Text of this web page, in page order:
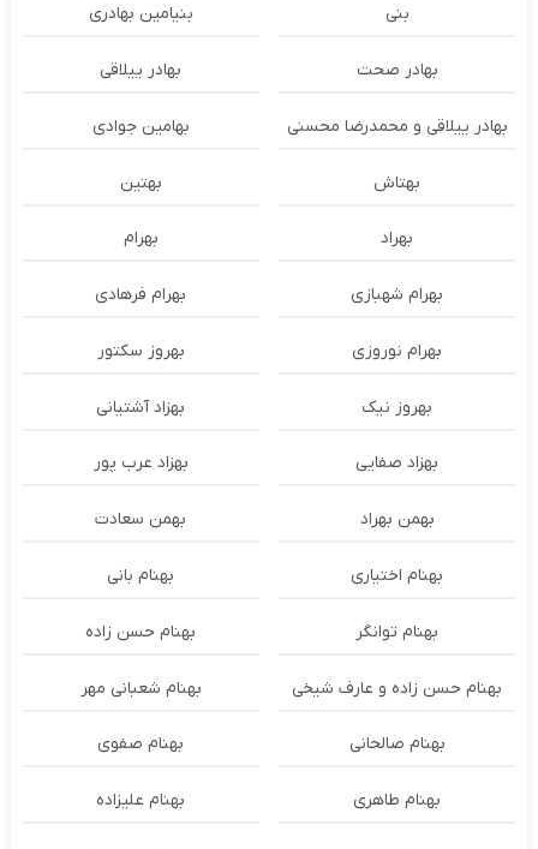
بنی بنیامین بهادری
بهادر صحت بهادر ییلاقی
بهادر ییلاقی و محمدرضا محسنی بهامین جوادی
بهتاش بهتین
بهراد بهرام
بهرام شهبازی بهرام فرهادی
بهرام نوروزی بهروز سکتور
بهروز نیک بهزاد آشتیانی
بهزاد صفایی بهزاد عرب پور
بهمن بهراد بهمن سعادت
بهنام اختیاری بهنام بانی
بهنام توانگر بهنام حسن زاده
بهنام حسن زاده و عارف شیخی بهنام شعبانی مهر
بهنام صالحانی بهنام صفوی
بهنام طاهری بهنام علیزاده